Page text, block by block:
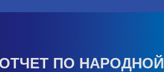
ОТЧЕТ ПО НАРОДНОЙ